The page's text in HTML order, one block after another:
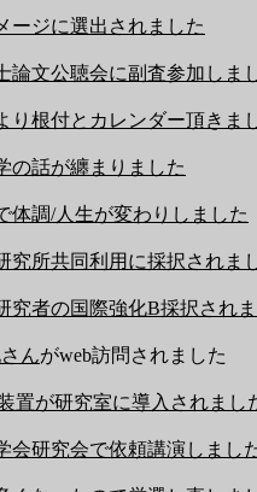
ージに選出されました
論文公聴会に副査参加しま
り根付とカレンダー頂きま
の話が纏まりました
体調/人生が変わりしました
究所共同利用に採択されま
究者の国際強化B採択され
んがweb訪問されました
置が研究室に導入されまし
会研究会で依頼講演しまし